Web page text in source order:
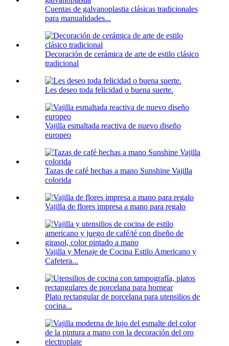
Cuentas de galvanoplastia clásicas tradicionales
para manualidades...
Decoración de cerámica de arte de estilo clásico
tradicional
Les deseo toda felicidad o buena suerte.
Vajilla esmaltada reactiva de nuevo diseño
europeo
Tazas de café hechas a mano Sunshine Vajilla
colorida
Vajilla de flores impresa a mano para regalo
Vajilla y Menaje de Cocina Estilo Americano y
Cafetera...
Plato rectangular de porcelana para utensilios de
cocina...